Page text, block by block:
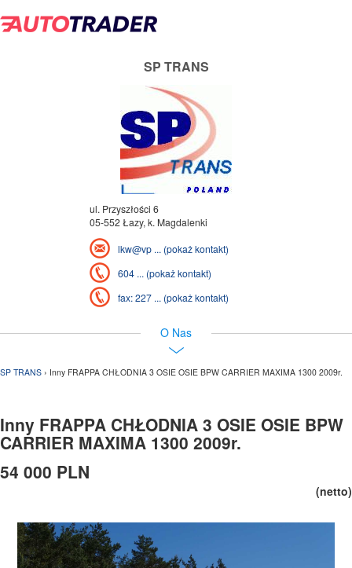
SP TRANS
ul. Przyszłości 6
05-552 Łazy, k. Magdalenki
lkw@vp ... (pokaż kontakt)
604 ... (pokaż kontakt)
fax: 227 ... (pokaż kontakt)
O Nas
SP TRANS › Inny FRAPPA CHŁODNIA 3 OSIE OSIE BPW CARRIER MAXIMA 1300 2009r.
Inny FRAPPA CHŁODNIA 3 OSIE OSIE BPW
CARRIER MAXIMA 1300 2009r.
54 000 PLN
(netto)